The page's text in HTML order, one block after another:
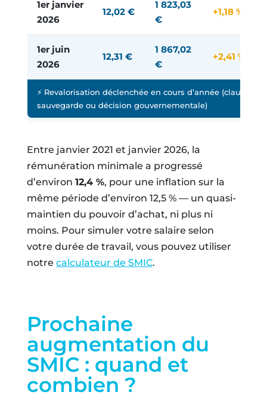
1er janvier
2026
12,02 €
1 823,03
€
+1,18 %
1er juin
2026
12,31 €
1 867,02
€
+2,41 % ⚡
⚡ Revalorisation déclenchée en cours d’année (clause de
sauvegarde ou décision gouvernementale)
Entre janvier 2021 et janvier 2026, la
rémunération minimale a progressé
d’environ 12,4 %, pour une inflation sur la
même période d’environ 12,5 % — un quasi-
maintien du pouvoir d’achat, ni plus ni
moins. Pour simuler votre salaire selon
votre durée de travail, vous pouvez utiliser
notre calculateur de SMIC.
Prochaine
augmentation du
SMIC : quand et
combien ?